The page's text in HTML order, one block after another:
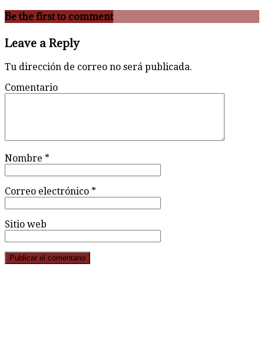
Be the first to comment
Leave a Reply
Tu dirección de correo no será publicada.
Comentario
Nombre *
Correo electrónico *
Sitio web